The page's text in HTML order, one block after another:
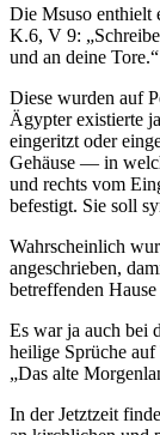
Die Msuso enthielt
K.6, V 9:
und an deine Tore.“
Diese wurden auf
Ägypter existierte
eingeritzt oder
Gehäuse — in
und rechts vom
befestigt. Sie soll
Wahrscheinlich
angeschrieben,
betreffenden
Es war ja auch bei
heilige Sprüche
„Das alte
In der Jetztzeit